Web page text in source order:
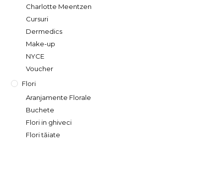
Charlotte Meentzen
Cursuri
Dermedics
Make-up
NYCE
Voucher
Flori
Aranjamente Florale
Buchete
Flori in ghiveci
Flori tăiate